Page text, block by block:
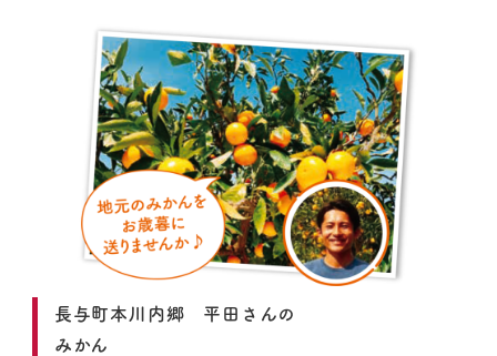
長与町本川内郷 平田さんの
みかん